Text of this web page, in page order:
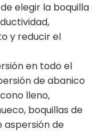
elegir la boquilla
y reducir el
en todo el
de abanico
lleno,
boquillas de
aspersión de